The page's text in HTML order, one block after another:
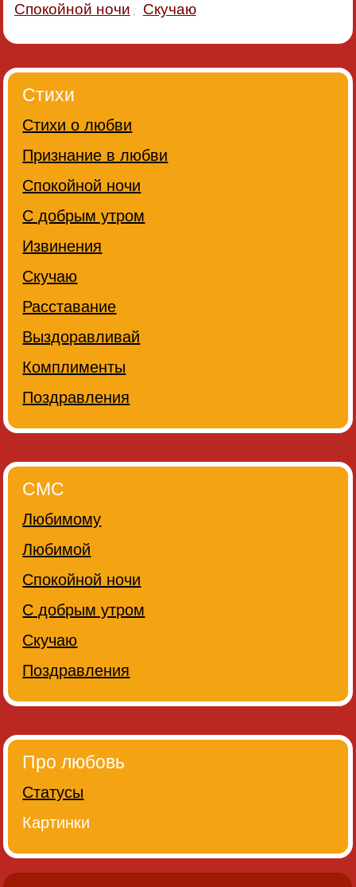
Спокойной ночи , Скучаю
Стихи
Стихи о любви
Признание в любви
Спокойной ночи
С добрым утром
Извинения
Скучаю
Расставание
Выздоравливай
Комплименты
Поздравления
СМС
Любимому
Любимой
Спокойной ночи
С добрым утром
Скучаю
Поздравления
Про любовь
Статусы
Картинки